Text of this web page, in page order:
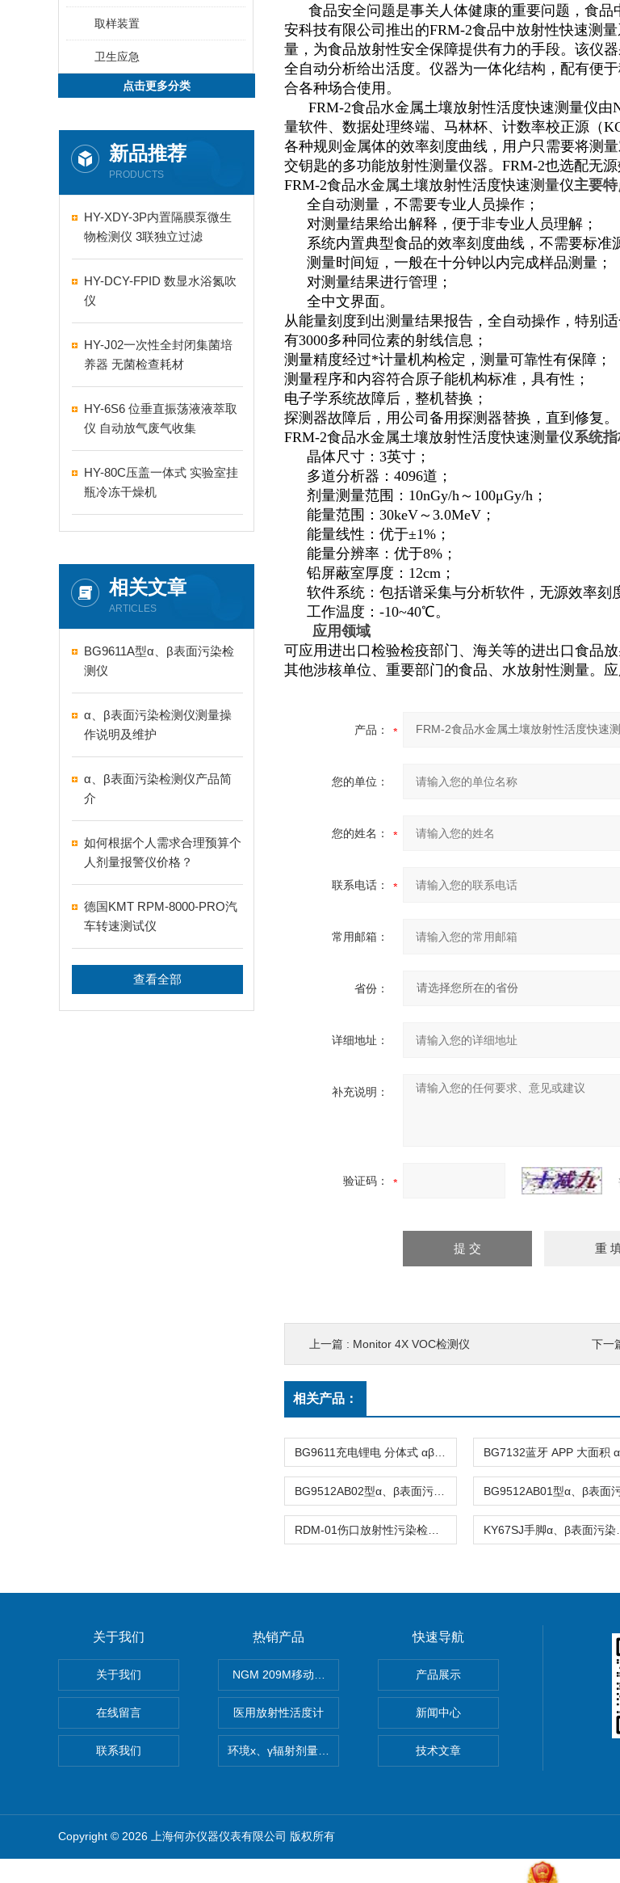
取样装置
卫生应急
点击更多分类
新品推荐
PRODUCTS
HY-XDY-3P内置隔膜泵微生
物检测仪 3联独立过滤
HY-DCY-FPID 数显水浴氮吹
仪
HY-J02一次性全封闭集菌培
养器 无菌检查耗材
HY-6S6 位垂直振荡液液萃取
仪 自动放气废气收集
HY-80C压盖一体式 实验室挂
瓶冷冻干燥机
相关文章
ARTICLES
BG9611A型α、β表面污染检
测仪
α、β表面污染检测仪测量操
作说明及维护
α、β表面污染检测仪产品简
介
如何根据个人需求合理预算个
人剂量报警仪价格？
德国KMT RPM-8000-PRO汽
车转速测试仪
查看全部
食品安全问题是事关人体健康的重要问题 ， 食品
安科技有限公司推出的FRM-2食品中放射性快速测
量 ， 为食品放射性安全保障提供有力的手段。 该仪
全自动分析给出活度。 仪器为一体化结构 ， 配有便
合各种场合使用 。
FRM-2食品水金属土壤放射性活度快速测量仪由
量软件、 数据处理终端、 马林杯、 计数率校正源 （
各种规则金属体的效率刻度曲线 ， 用户只需要将测
交钥匙的多功能放射性测量仪器。FRM-2也选配无
FRM-2食品水金属土壤放射性活度快速测量仪主要特
全自动测量 ， 不需要专业人员操作 ；
对测量结果给出解释 ， 便于非专业人员理解 ；
系统内置典型食品的效率刻度曲线 ， 不需要标准
测量时间短 ， 一般在十分钟以内完成样品测量 ；
对测量结果进行管理 ；
全中文界面。
从能量刻度到出测量结果报告 ， 全自动操作 ， 特别
有3000多种同位素的射线信息 ；
测量精度经过*计量机构检定 ， 测量可靠性有保障 ；
测量程序和内容符合原子能机构标准 ， 具有性 ；
电子学系统故障后 ， 整机替换 ；
探测器故障后 ， 用公司备用探测器替换 ， 直到修复。
FRM-2食品水金属土壤放射性活度快速测量仪系统
晶体尺寸 ：3英寸 ；
多道分析器 ：4096道 ；
剂量测量范围 ：10nGy/h～100μGy/h；
能量范围 ：30keV～3.0MeV；
能量线性 ： 优于±1%；
能量分辨率 ： 优于8%；
铅屏蔽室厚度 ：12cm；
软件系统 ： 包括谱采集与分析软件 ， 无源效率刻
工作温度 ：-10~40℃。
应用领域
可应用进出口检验检疫部门 、 海关等的进出口食品放
其他涉核单位、 重要部门的食品、 水放射性测量。
产品：
您的单位：
您的姓名：
联系电话：
常用邮箱：
省份：
详细地址：
补充说明：
验证码：
上一篇 : Monitor 4X VOC检测仪 下一
相关产品：
关于我们
关于我们
在线留言
联系我们
热销产品
NGM 209M移动式惰性气体监测仪 辐射测量仪
医用放射性活度计
环境x、γ辐射剂量率仪
快速导航
产品展示
新闻中心
技术文章
Copyright © 2026 上海何亦仪器仪表有限公司 版权所有